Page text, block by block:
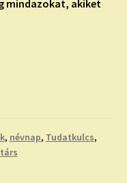
mindazokat, akiket
, névnap, Tudatkulcs,